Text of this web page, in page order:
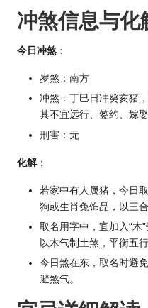
冲煞信息与化
今日冲煞 ：
岁煞：南方
冲煞：丁巳日冲癸亥猪
其不宜远行、签约、嫁娶
刑害：无
化解：
若家中有人属猪，今日
狗或生肖兔饰品，以三
取名用字中，宜加入“木”
以木气制土煞，平衡五行
今日煞在东，取名时避
避煞气。